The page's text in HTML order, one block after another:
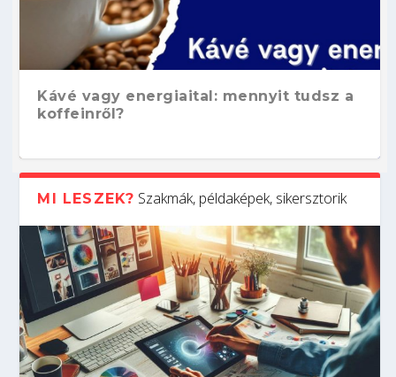
Kávé vagy energiaital: mennyit tudsz a
koffeinről?
MI LESZEK? Szakmák, példaképek, sikersztorik